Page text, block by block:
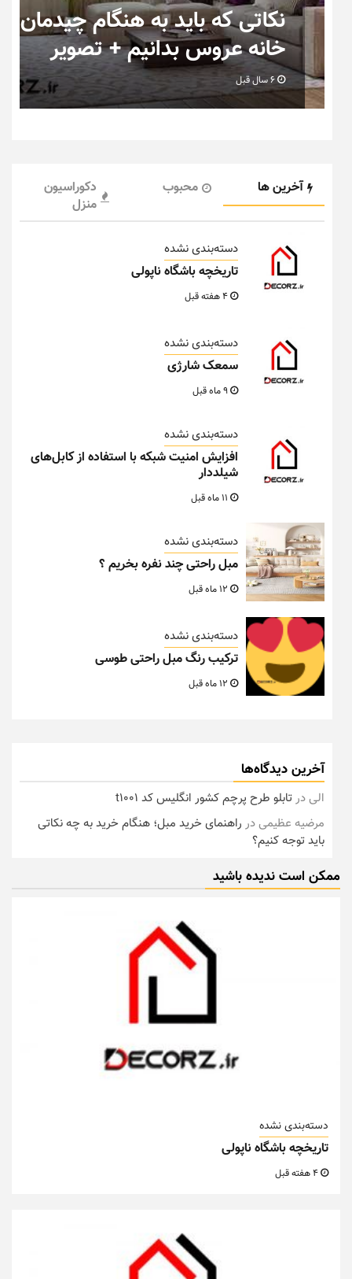
نکاتی که باید به هنگام چیدمان
خانه عروس بدانیم + تصویر
آخرین ها محبوب
دکوراسیون
منزل
دسته‌بندی نشده
تاریخچه باشگاه ناپولی
دسته‌بندی نشده
سمعک شارژی
دسته‌بندی نشده
افزایش امنیت شبکه با استفاده از کابل‌های
شیلددار
دسته‌بندی نشده
مبل راحتی چند نفره بخریم ؟
دسته‌بندی نشده
ترکیب رنگ مبل راحتی طوسی
آخرین دیدگاه‌ها
الیدرتابلو طرح پرچم کشور انگلیس کد t1001
مرضیه عظیمیدر راهنمای خرید مبل؛ هنگام خرید به چه نکاتی
باید توجه کنیم؟
ممکن است ندیده باشید
دسته‌بندی نشده
تاریخچه باشگاه ناپولی